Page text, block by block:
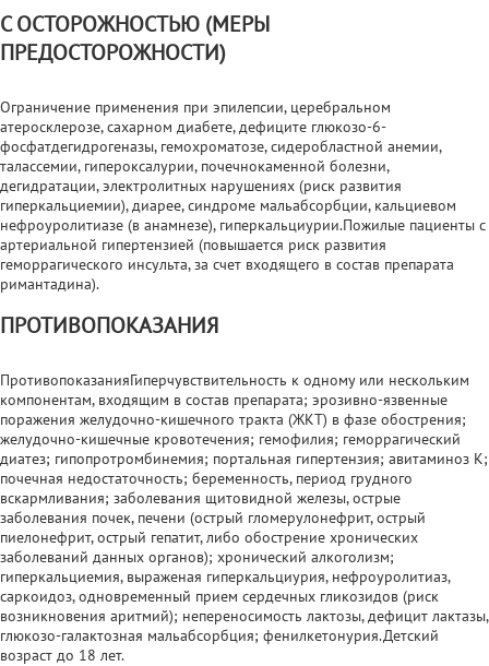
С ОСТОРОЖНОСТЬЮ (МЕРЫ
ПРЕДОСТОРОЖНОСТИ)
Ограничение применения при эпилепсии, церебральном
атеросклерозе, сахарном диабете, дефиците глюкозо-6-
фосфатдегидрогеназы, гемохроматозе, сидеробластной анемии,
талассемии, гипероксалурии, почечнокаменной болезни,
дегидратации, электролитных нарушениях (риск развития
гиперкальциемии), диарее, синдроме мальабсорбции, кальциевом
нефроуролитиазе (в анамнезе), гиперкальциурии.Пожилые пациенты с
артериальной гипертензией (повышается риск развития
геморрагического инсульта, за счет входящего в состав препарата
римантадина).
ПРОТИВОПОКАЗАНИЯ
ПротивопоказанияГиперчувствительность к одному или нескольким
компонентам, входящим в состав препарата; эрозивно-язвенные
поражения желудочно-кишечного тракта (ЖКТ) в фазе обострения;
желудочно-кишечные кровотечения; гемофилия; геморрагический
диатез; гипопротромбинемия; портальная гипертензия; авитаминоз К;
почечная недостаточность; беременность, период грудного
вскармливания; заболевания щитовидной железы, острые
заболевания почек, печени (острый гломерулонефрит, острый
пиелонефрит, острый гепатит, либо обострение хронических
заболеваний данных органов); хронический алкоголизм;
гиперкальциемия, выраженая гиперкальциурия, нефроуролитиаз,
саркоидоз, одновременный прием сердечных гликозидов (риск
возникновения аритмий); непереносимость лактозы, дефицит лактазы,
глюкозо-галактозная мальабсорбция; фенилкетонурия.Детский
возраст до 18 лет.